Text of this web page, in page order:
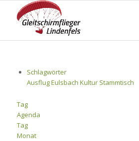
Schlagwörter
AusflugEulsbach Kultur Stammtisch
Tag
Agenda
Tag
Monat